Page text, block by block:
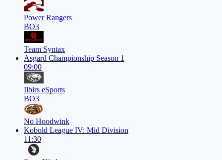
Power Rangers
BO3
Team Syntax
Asgard Championship Season 1
09:00
Ilbirs eSports
BO3
No Hoodwink
Kobold League IV: Mid Division
11:30